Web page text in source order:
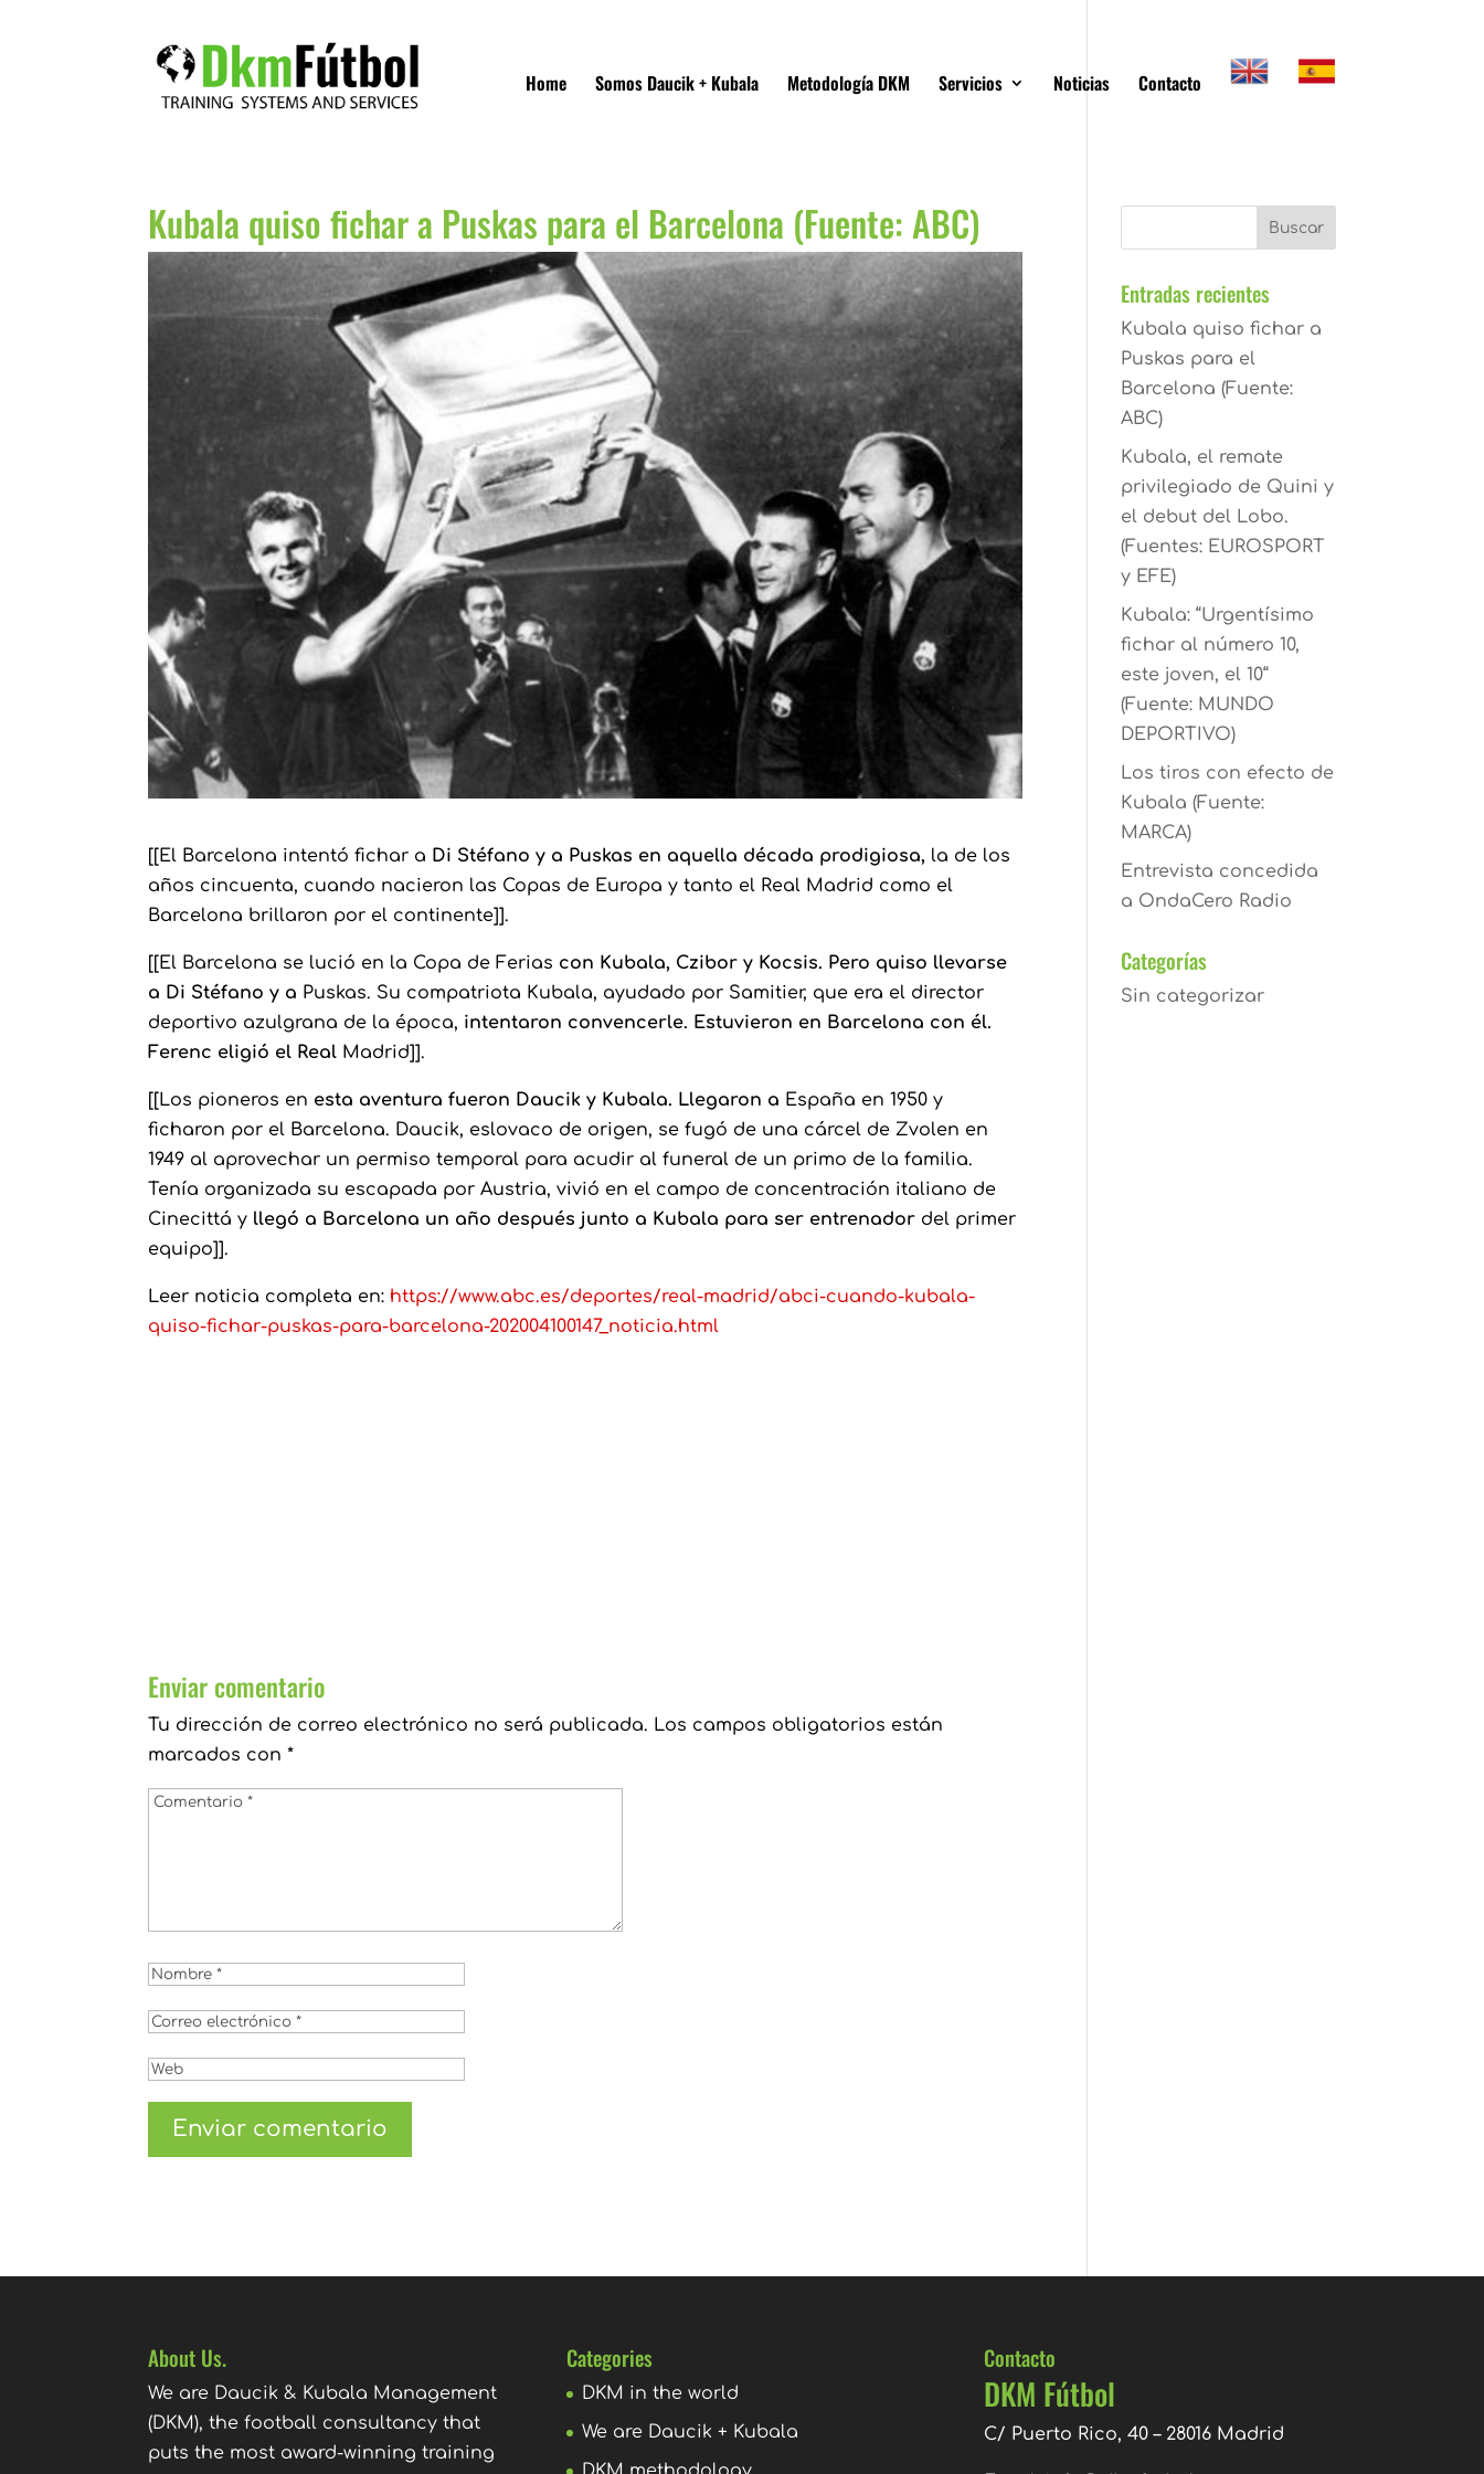
Home Somos Daucik + Kubala Metodología DKM Servicios Noticias Contacto
Kubala quiso fichar a Puskas para el Barcelona (Fuente: ABC)
[[El Barcelona intentó fichar a Di Stéfano y a Puskas en aquella década prodigiosa, la de los
años cincuenta, cuando nacieron las Copas de Europa y tanto el Real Madrid como el
Barcelona brillaron por el continente]].
[[El Barcelona se lució en la Copa de Ferias con Kubala, Czibor y Kocsis. Pero quiso llevarse
a Di Stéfano y a Puskas. Su compatriota Kubala, ayudado por Samitier, que era el director
deportivo azulgrana de la época, intentaron convencerle. Estuvieron en Barcelona con él.
Ferenc eligió el Real Madrid]].
[[Los pioneros en esta aventura fueron Daucik y Kubala. Llegaron a España en 1950 y
ficharon por el Barcelona. Daucik, eslovaco de origen, se fugó de una cárcel de Zvolen en
1949 al aprovechar un permiso temporal para acudir al funeral de un primo de la familia.
Tenía organizada su escapada por Austria, vivió en el campo de concentración italiano de
Cinecittá y llegó a Barcelona un año después junto a Kubala para ser entrenador del primer
equipo]].
Leer noticia completa en: https://www.abc.es/deportes/real-madrid/abci-cuando-kubala-
quiso-fichar-puskas-para-barcelona-202004100147_noticia.html
Enviar comentario
Tu dirección de correo electrónico no será publicada. Los campos obligatorios están
marcados con*
Entradas recientes
Kubala quiso fichar a
Puskas para el
Barcelona (Fuente:
ABC)
Kubala, el remate
privilegiado de Quini y
el debut del Lobo.
(Fuentes: EUROSPORT
y EFE)
Kubala: “Urgentísimo
fichar al número 10,
este joven, el 10“
(Fuente: MUNDO
DEPORTIVO)
Los tiros con efecto de
Kubala (Fuente:
MARCA)
Entrevista concedida
a OndaCero Radio
Categorías
Sin categorizar
About Us.
We are Daucik & Kubala Management
(DKM), the football consultancy that
puts the most award-winning training
Categories
DKM in the world
We are Daucik + Kubala
Contacto
DKM Fútbol
C/ Puerto Rico, 40 – 28016 Madrid